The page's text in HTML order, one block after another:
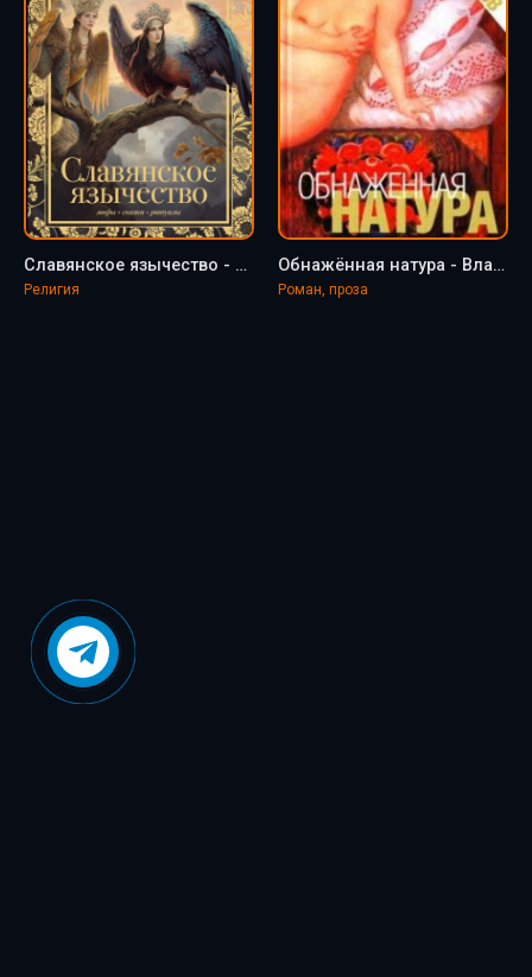
Славянское язычество - Артёмов Владислав
Религия
Обнажённая натура - Владислав Артёмов
Роман, проза